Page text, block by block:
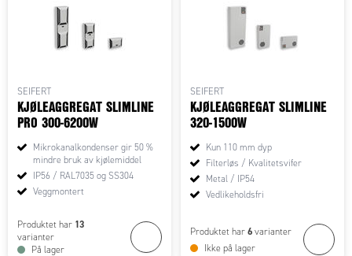
SEIFERT
KJØLEAGGREGAT SLIMLINE
PRO 300-6200W
Mikrokanalkondenser gir 50 %
mindre bruk av kjølemiddel
IP56 / RAL7035 og SS304
Veggmontert
Produktet har 13
varianter
På lager
SEIFERT
KJØLEAGGREGAT SLIMLINE
320-1500W
Kun 110 mm dyp
Filterløs / Kvalitetsvifer
Metal / IP54
Vedlikeholdsfri
Produktet har 6 varianter
Ikke på lager